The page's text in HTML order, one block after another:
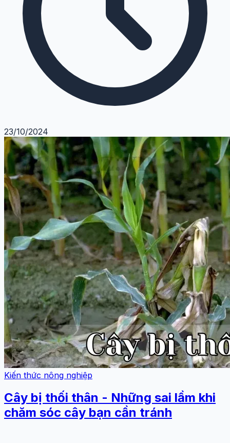
23/10/2024
Kiến thức nông nghiệp
Cây bị thối thân - Những sai lầm khi
chăm sóc cây bạn cần tránh